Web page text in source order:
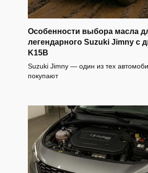
Особенности выбора масла
легендарного Suzuki Jimny с
K15B
Suzuki Jimny — один из тех
покупают